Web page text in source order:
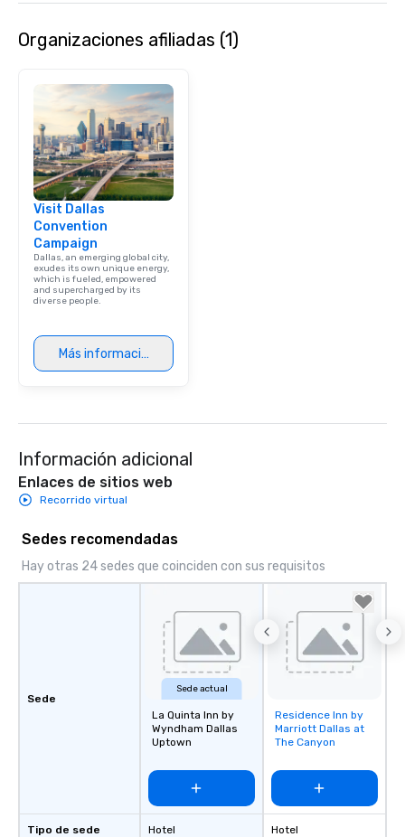
Organizaciones afiliadas (1)
Visit Dallas
Convention
Campaign
Dallas, an emerging global city,
exudes its own unique energy,
which is fueled, empowered
and supercharged by its
diverse people.
Más información
Información adicional
Enlaces de sitios web
Recorrido virtual
Sedes recomendadas
Hay otras 24 sedes que coinciden con sus requisitos
Sede
Tipo de sede
Sede actual
La Quinta Inn by
Wyndham Dallas
Uptown
Hotel
Removed from
favorites
Residence Inn by
Marriott Dallas at
The Canyon
Hotel